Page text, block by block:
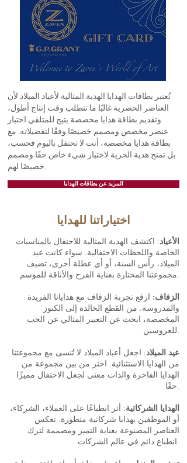
تُعتبر بطاقات الهدايا الهدية المثالية لأعياد الميلاد لأن
العناصر الحصرية غالبًا ما تتطلب وقت إنتاج أطول،
وتقديم بطاقة هدايا مخصصة يتيح للمتلقي اختيار
عنصر مخصص ومصمم خصيصًا وفقًا لتفضيلاته. مع
بطاقة هدايا مخصصة، أنت لا تحتفل باليوم فحسب،
بل تمنح هدية الحرية لاختيار شيء خاص حقًا ومصمم
خصيصًا لهم.
المزيد عن بطاقات الهدايا
اختياراتنا للهدايا
الأعياد: اكتشف الهدية المثالية للاحتفال بالمناسبات
الخاصة واللحظات الاحتفالية. سواء كانت عيد
الميلاد، رأس السنة، أو أي عطلة أخرى، تضيف
مجموعتنا المختارة بعناية الفرح والأناقة للموسم.
الزفاف: ارفع تجربة الزفاف مع هدايانا الفريدة
والمدروسة. من القطع الخالدة إلى الكنوز
المخصصة، ابحث عن التعبير المثالي عن الحب
للعروسين.
عيد الميلاد: اجعل أعياد الميلاد لا تُنسى مع مجموعتنا
من الهدايا الاستثنائية. اختر من بين مجموعة من
الهدايا الفاخرة والذات معنى لجعل الاحتفال مميزًا
حقًا.
الهدايا الشركاتية: أثر انطباعًا على العملاء، الشركاء،
أو الموظفين بهدايا شركاتية متطورة. تعكس
العناصر المصنوعة بعناية التميز ومصممة لترك
انطباع دائم في عالم الشركات.